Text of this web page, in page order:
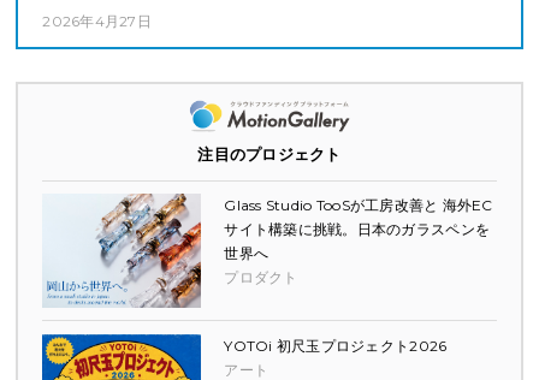
2026年4月27日
注目のプロジェクト
Glass Studio TooSが工房改善と 海外EC
サイト構築に挑戦。日本のガラスペンを
世界へ
プロダクト
YOTOi 初尺玉プロジェクト2026
アート